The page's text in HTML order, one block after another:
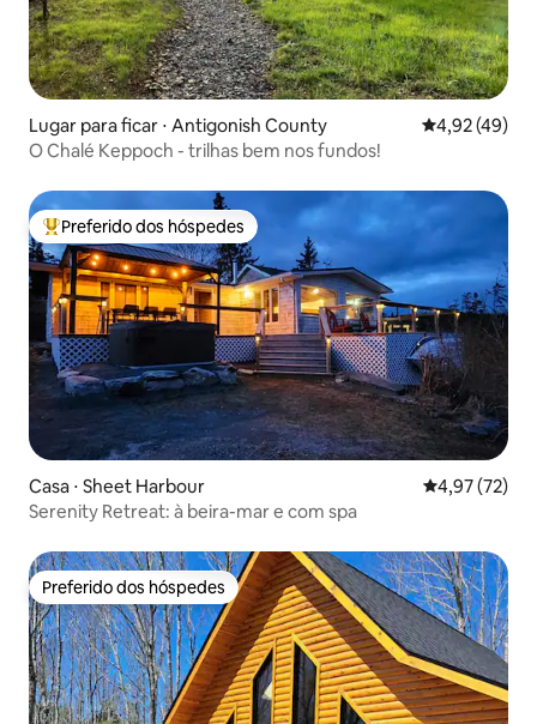
Lugar para ficar ⋅ Antigonish County 4,92 de uma
4,92 (49)
O Chalé Keppoch - trilhas bem nos fundos!
Entre os melhores preferidos dos hóspedes
Preferido dos hóspedes
Casa ⋅ Sheet Harbour 4,97 de uma
4,97 (72)
Serenity Retreat: à beira-mar e com spa
Preferido dos hóspedes
Preferido dos hóspedes